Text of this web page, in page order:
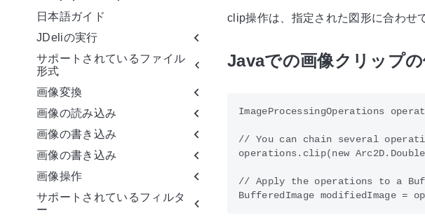
日本語ガイド
JDeliの実行
サポートされているファイル
形式
画像変換
画像の読み込み
画像の書き込み
画像の書き込み
画像操作
サポートされているフィルタ
ー
clip操作は、指定された図形に合わせ
Javaでの画像クリップの
ImageProcessingOperations
// You can chain several
operations.clip(new
// Apply the operations to a